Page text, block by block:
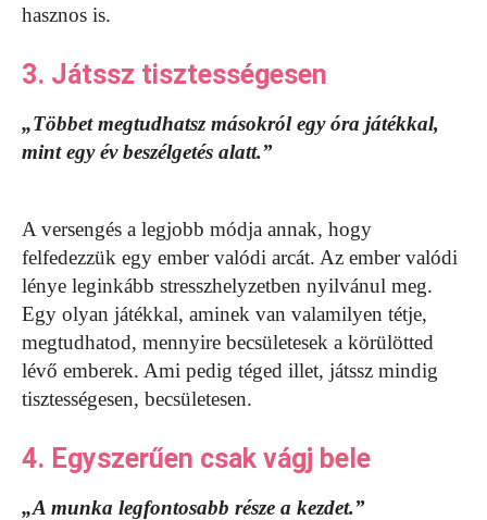
hasznos is.
3. Játssz tisztességesen
„Többet megtudhatsz másokról egy óra játékkal,
mint egy év beszélgetés alatt.”
A versengés a legjobb módja annak, hogy
felfedezzük egy ember valódi arcát. Az ember valódi
lénye leginkább stresszhelyzetben nyilvánul meg.
Egy olyan játékkal, aminek van valamilyen tétje,
megtudhatod, mennyire becsületesek a körülötted
lévő emberek. Ami pedig téged illet, játssz mindig
tisztességesen, becsületesen.
4. Egyszerűen csak vágj bele
„A munka legfontosabb része a kezdet.”